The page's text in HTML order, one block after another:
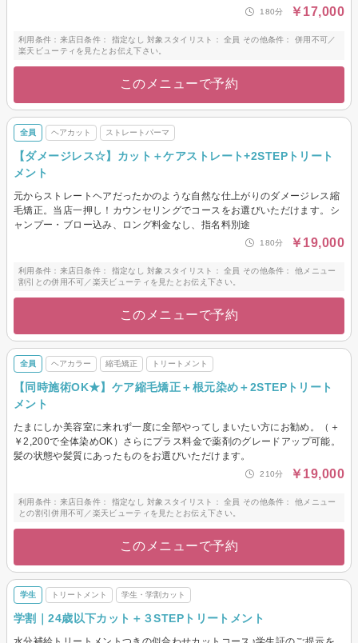
180分 ￥17,000
利用条件：来店日条件： 指定なし 対象スタイリスト： 全員 その他条件： 併用不可／
楽天ビューティを見たとお伝え下さい。
このメニューで予約
全員 ヘアカット ストレートパーマ
【ダメージレス☆】カット＋ケアストレート+2STEPトリート
メント
元からストレートヘアだったかのような自然な仕上がりのダメージレス縮
毛矯正。当店一押し！カウンセリングでコースをお選びいただけます。シ
ャンプー・ブロー込み、ロング料金なし、指名料別途
180分 ￥19,000
利用条件：来店日条件： 指定なし 対象スタイリスト： 全員 その他条件： 他メニュー
割引との併用不可／楽天ビューティを見たとお伝え下さい。
このメニューで予約
全員 ヘアカラー 縮毛矯正 トリートメント
【同時施術OK★】ケア縮毛矯正＋根元染め＋2STEPトリート
メント
たまにしか美容室に来れず一度に全部やってしまいたい方にお勧め。（＋
￥2,200で全体染めOK）さらにプラス料金で薬剤のグレードアップ可能。
髪の状態や髪質にあったものをお選びいただけます。
210分 ￥19,000
利用条件：来店日条件： 指定なし 対象スタイリスト： 全員 その他条件： 他メニュー
との割引併用不可／楽天ビューティを見たとお伝え下さい。
このメニューで予約
学生 トリートメント 学生・学割カット
学割｜24歳以下カット＋３STEPトリートメント